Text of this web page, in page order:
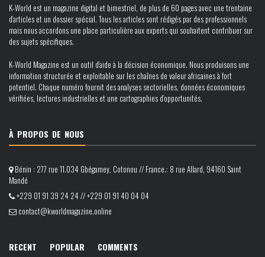
K-World est un magazine digital et bimestriel, de plus de 60 pages avec une trentaine
d’articles et un dossier spécial. Tous les articles sont rédigés par des professionnels
mais nous accordons une place particulière aux experts qui souhaitent contribuer sur
des sujets spécifiques.
K-World Magazine est un outil d’aide à la décision économique. Nous produisons une
information structurée et exploitable sur les chaînes de valeur africaines à fort
potentiel. Chaque numéro fournit des analyses sectorielles, données économiques
vérifiées, lectures industrielles et une cartographies d’opportunités.
À PROPOS DE NOUS
Bénin : 277 rue 11.034 Gbégamey, Cotonou // France.: 8 rue Allard, 94160 Saint
Mandé
+229 01 91 39 24 24 // +229 01 91 40 04 04
contact@kworldmagazine.online
RECENT POPULAR COMMENTS